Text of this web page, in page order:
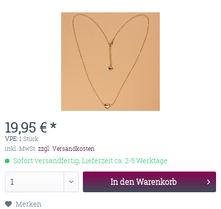
19,95 € *
VPE:1 Stück
inkl. MwSt. zzgl. Versandkosten
Sofort versandfertig, Lieferzeit ca. 2-5 Werktage
In denWarenkorb
Merken